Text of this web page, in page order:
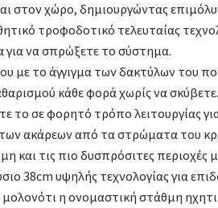
στον χώρο, δημιουργώντας
τροφοδοτικό τελευταίας
για να σπρώξετε το σύστημα.
με το άγγιγμα των δακτύλων του
κάθε φορά χωρίς να σκύβετε.
το σε φορητό τρόπο λειτουργίας
ακάρεων από τα στρώματα του
και τις πιο δυσπρόσιτες περιοχές
38cm υψηλής τεχνολογίας για
η ονομαστική στάθμη